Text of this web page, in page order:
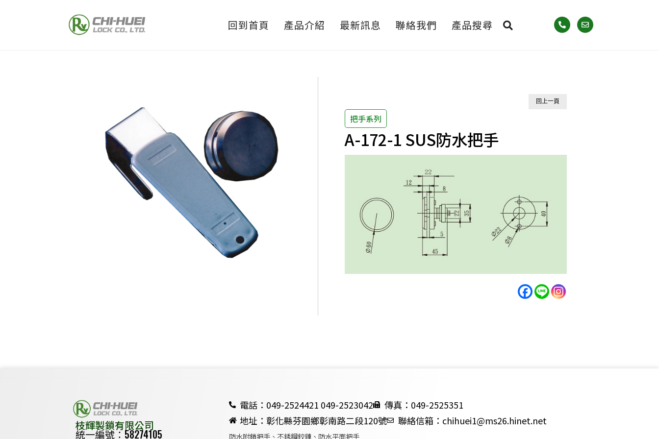
回到首頁 產品介紹 最新訊息 聯絡我們 產品搜尋
回上一頁
把手系列
A-172-1 SUS防水把手
枝輝製鎖有限公司
統一編號：58274105
電話：049-2524421 049-2523042
傳真：049-2525351
地址：彰化縣芬園鄉彰南路二段120號
聯絡信箱：chihuei1@ms26.hinet.net
防水附鎖把手、不銹鋼鉸鏈、防水平面把手